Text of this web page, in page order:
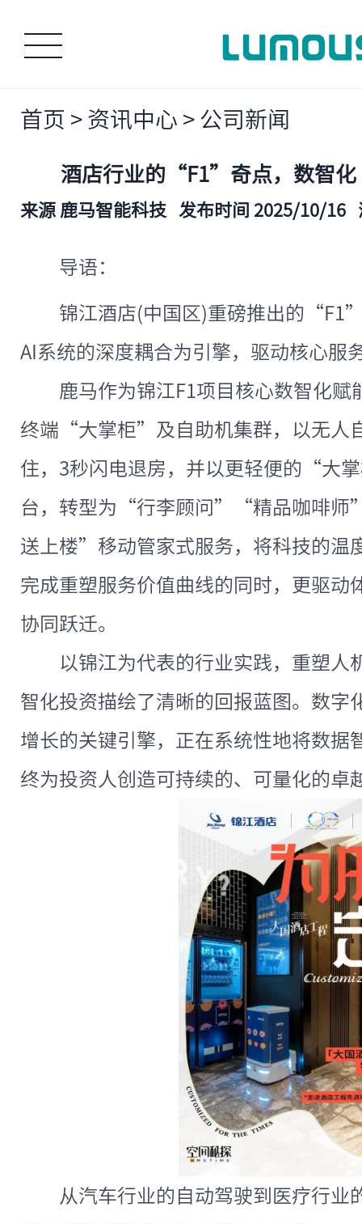
首页 > 资讯中心 > 公司新闻
酒店行业的“F1”奇点，数智
来源 鹿马智能科技 发布时间 2025/10/16
导语：
锦江酒店(中国区)重磅推出的
AI系统的深度耦合为引擎，驱动核心服
鹿马作为锦江F1项目核心数智化赋
终端“大掌柜”及自助机集群，以无人
住，3秒闪电退房，并以更轻便的“大
台，转型为“行李顾问”“精品咖啡师
送上楼”移动管家式服务，将科技的温
完成重塑服务价值曲线的同时，更驱动
协同跃迁。
以锦江为代表的行业实践，重塑人
智化投资描绘了清晰的回报蓝图。数字
增长的关键引擎，正在系统性地将数据
终为投资人创造可持续的、可量化的卓
从汽车行业的自动驾驶到医疗行业